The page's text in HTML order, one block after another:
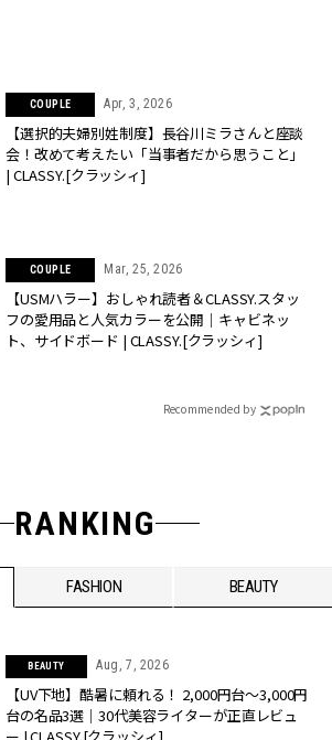
COUPLE Apr, 3, 2026
【選択的夫婦別姓制度】長谷川ミラさんと座談
会！改めて考えたい「当事者だから思うこと」
| CLASSY.[クラッシィ]
COUPLE Mar, 25, 2026
【USMハラー】おしゃれ読者＆CLASSY.スタッ
フの愛用品と人気カラーを公開｜キャビネッ
ト、サイドボード | CLASSY.[クラッシィ]
Recommended by
RANKING
FASHION BEAUTY
BEAUTY Aug, 7, 2026
【UV下地】酷暑に頼れる！ 2,000円台〜3,000円
台の名品3選｜30代美容ライターが正直レビュ